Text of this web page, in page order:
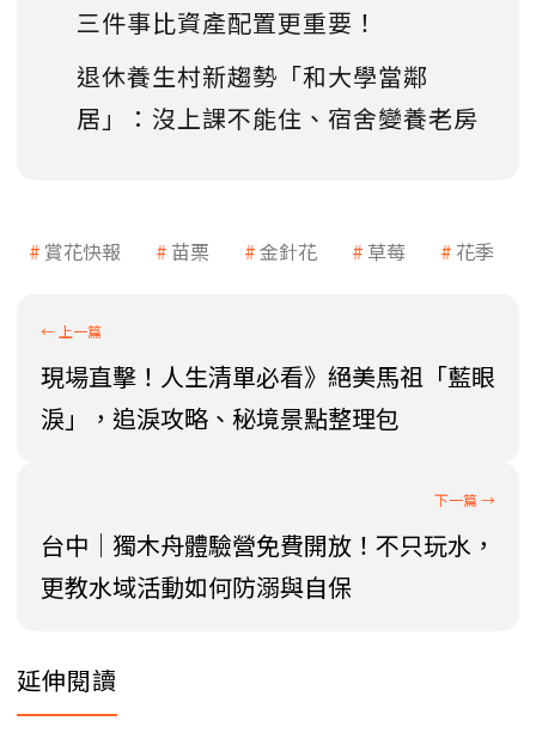
三件事比資產配置更重要！
退休養生村新趨勢「和大學當鄰
居」：沒上課不能住、宿舍變養老房
賞花快報 苗栗 金針花 草莓 花季
現場直擊！人生清單必看》絕美馬祖「藍眼
淚」，追淚攻略、秘境景點整理包
台中│獨木舟體驗營免費開放！不只玩水，
更教水域活動如何防溺與自保
延伸閱讀